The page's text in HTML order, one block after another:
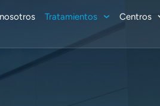
Tratamientos Centros